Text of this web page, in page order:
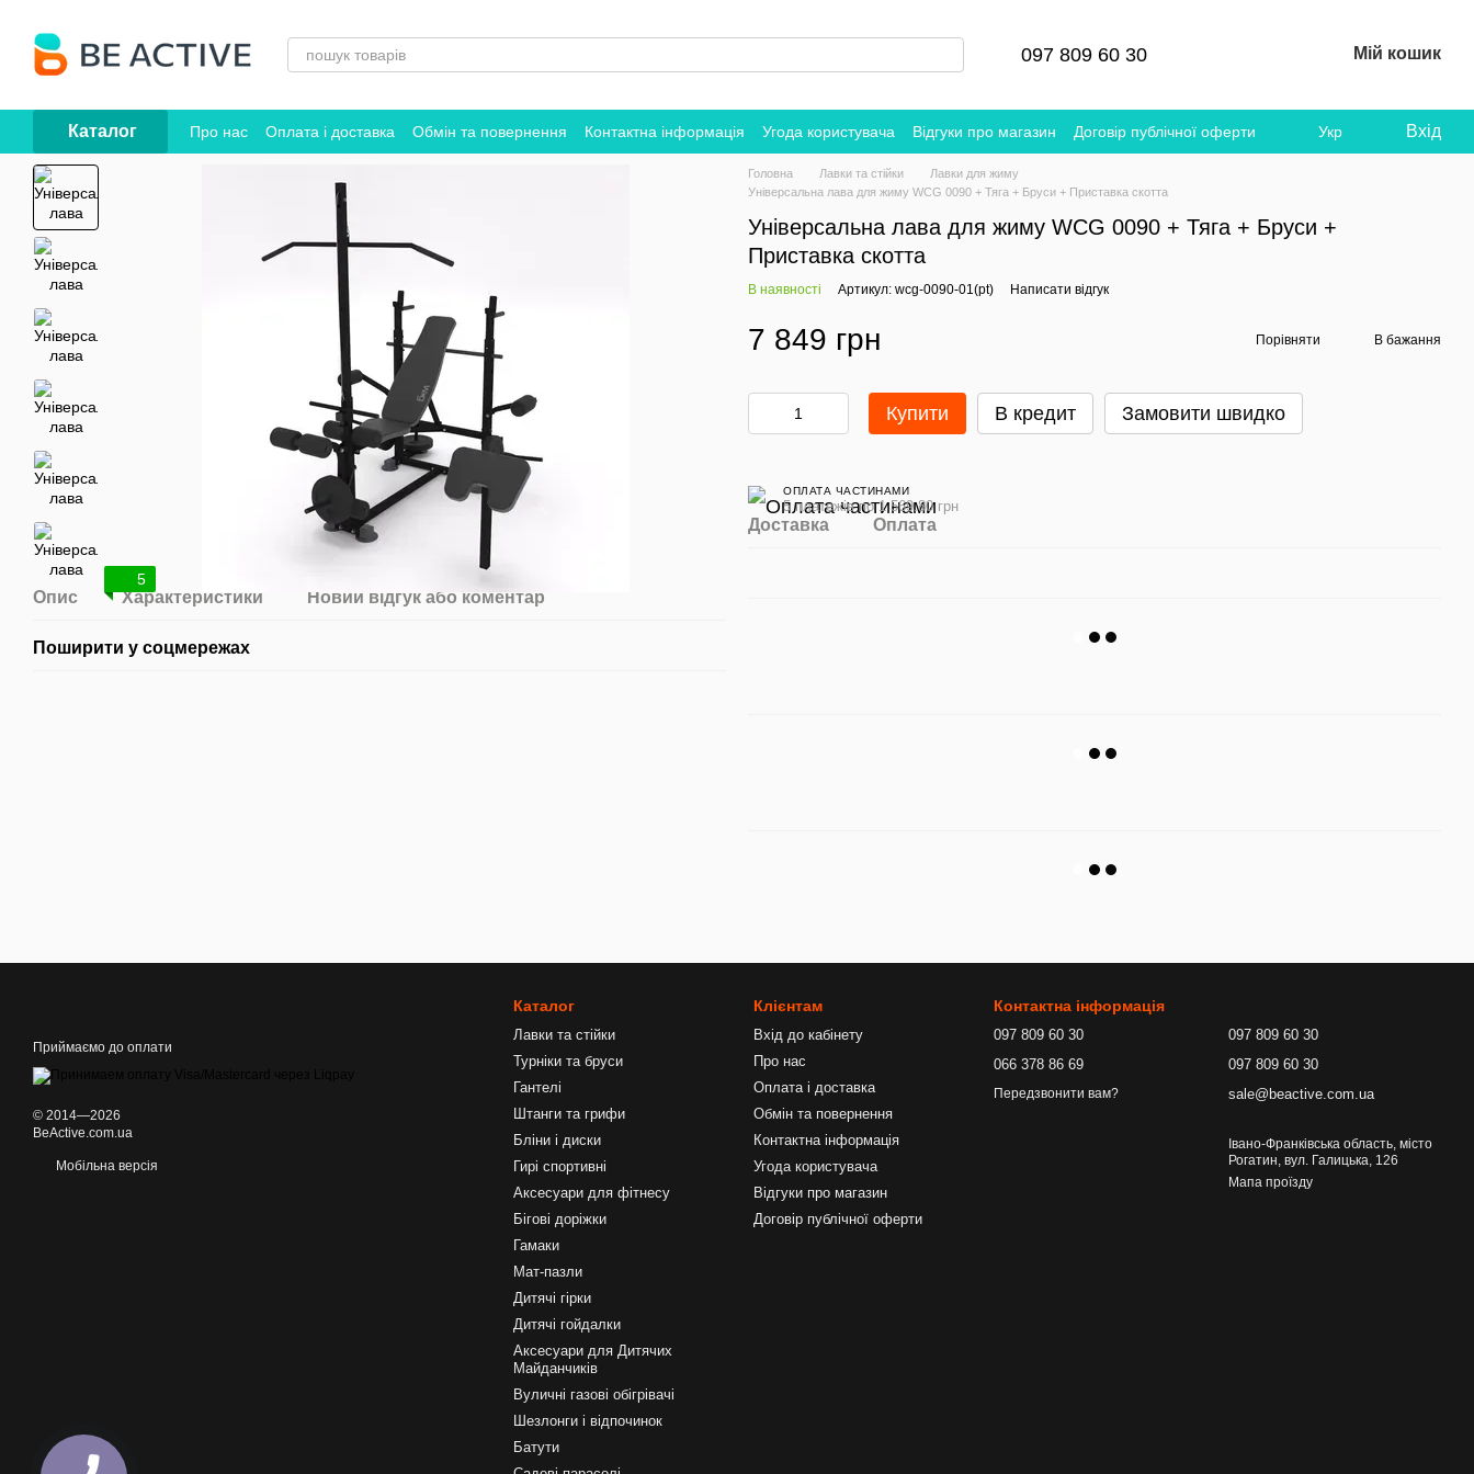
097 809 60 30 Мій кошик
Каталог Про нас Оплата і доставка Обмін та повернення Контактна інформація Угода користувача Відгуки про магазин Договір публічної оферти Укр Вхід
5
Опис Характеристики Новий відгук або коментар
Поширити у соцмережах
Головна Лавки та стійки
Лавки для жиму
Універсальна лава для жиму WCG 0090 + Тяга + Бруси + Приставка скотта
Універсальна лава для жиму WCG 0090 + Тяга + Бруси +
Приставка скотта
В наявності Артикул: wcg-0090-01(pt) Написати відгук
7 849 грн Порівняти В бажання
Купити В кредит Замовити швидко
ОПЛАТА ЧАСТИНАМИ
5 платежів по 1 569.80 грн
Доставка Оплата
Приймаємо до оплати
© 2014—2026
BeActive.com.ua
Мобільна версія
Каталог
Лавки та стійки
Турніки та бруси
Гантелі
Штанги та грифи
Бліни і диски
Гирі спортивні
Аксесуари для фітнесу
Бігові доріжки
Гамаки
Мат-пазли
Дитячі гірки
Дитячі гойдалки
Аксесуари для Дитячих
Майданчиків
Вуличні газові обігрівачі
Шезлонги і відпочинок
Батути
Клієнтам
Вхід до кабінету
Про нас
Оплата і доставка
Обмін та повернення
Контактна інформація
Угода користувача
Відгуки про магазин
Договір публічної оферти
Контактна інформація
097 809 60 30
066 378 86 69
Передзвонити вам?
097 809 60 30
097 809 60 30
sale@beactive.com.ua
Івано-Франківська область, місто
Рогатин, вул. Галицька, 126
Мапа проїзду